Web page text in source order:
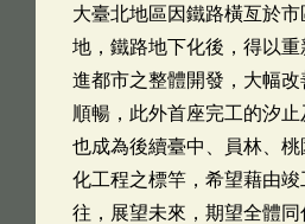
大臺北地區因鐵路橫亙於
地，鐵路地下化後，得以
進都市之整體開發，大幅
順暢，此外首座完工的汐止
也成為後續臺中、員林、
化工程之標竿，希望藉由
往，展望未來，期望全體